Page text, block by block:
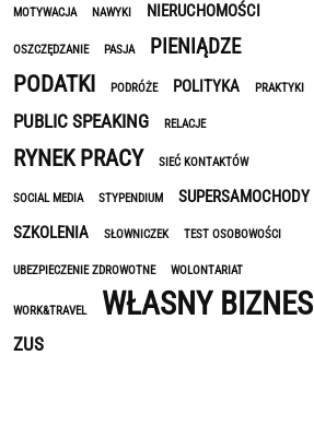
MOTYWACJA NAWYKI NIERUCHOMOŚCI
OSZCZĘDZANIE PASJA PIENIĄDZE
PODATKI PODRÓŻE POLITYKA PRAKTYKI
PUBLIC SPEAKING RELACJE
RYNEK PRACY SIEĆ KONTAKTÓW
SOCIAL MEDIA STYPENDIUM
SUPERSAMOCHODY
SZKOLENIA
SŁOWNICZEK TEST OSOBOWOŚCI
UBEZPIECZENIE ZDROWOTNE WOLONTARIAT
WORK&TRAVEL WŁASNY BIZNES
ZUS